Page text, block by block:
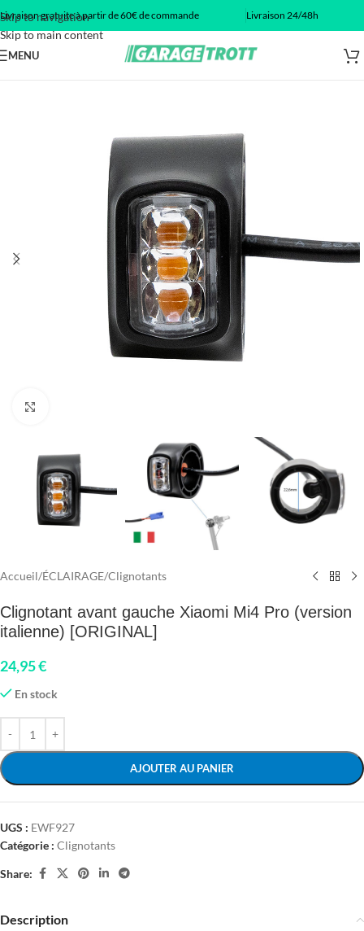
Skip to navigation
Skip to main content
Livraison gratuite à partir de 60€ de commande Livraison 24/48h
MENU
Accueil/ÉCLAIRAGE/Clignotants
Clignotant avant gauche Xiaomi Mi4 Pro (version
italienne) [ORIGINAL]
24,95€
En stock
AJOUTER AU PANIER
UGS : EWF927
Catégorie : Clignotants
Share:
Description